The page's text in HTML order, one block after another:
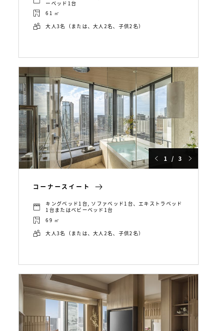
ーベッド1台
61 ㎡
大人3名（または、大人2名、子供2名）
1 / 3
コーナースイート
キングベッド1台, ソファベッド1台、エキストラベッド
1台またはベビーベッド1台
69 ㎡
大人3名（または、大人2名、子供2名）